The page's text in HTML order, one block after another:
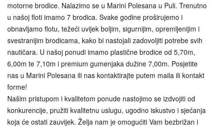
motorne brodice. Nalazimo se u Marini Polesana u Puli. Trenutno
u našoj floti imamo 7 brodica. Svake godine proširujemo i
obnavljamo flotu, težeći uvijek boljim, sigurnijim, opremljenijim i
svestranijim brodicama, kako bi nastojali zadovoljiti potrebe svih
nautičara. U našoj ponudi imamo plastične brodice od 5,70m,
6,00m te 7,10m i premium gumenjaka dužine 7,00m. Posjetite
nas u Marini Polesana ili nas kontaktirajte putem maila ili kontakt
forme!
Našim pristupom i kvalitetom ponude nastojimo se izdvojiti od
konkurencije, pružiti kvalitetnu uslugu, ugodno iskustvo i sjećanja
koja će ostati zauvijek. Želja nam je omogućiti Vam bezbrižan i